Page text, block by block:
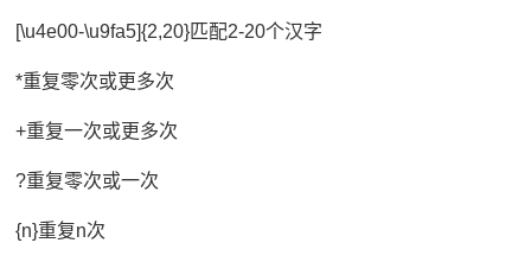
[\u4e00-\u9fa5]{2,20}匹配2-20个汉字
*重复零次或更多次
+重复一次或更多次
?重复零次或一次
{n}重复n次